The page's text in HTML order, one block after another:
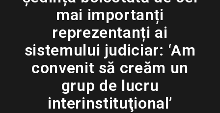
mai importanți
reprezentanți ai
sistemului judiciar: ‘Am
convenit să creăm un
grup de lucru
interinstituţional’